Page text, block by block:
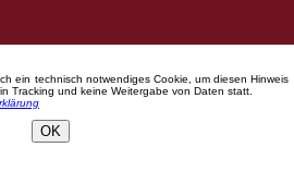
ein technisch notwendiges Cookie, um diesen Hinweis
Tracking und keine Weitergabe von Daten statt.
OK